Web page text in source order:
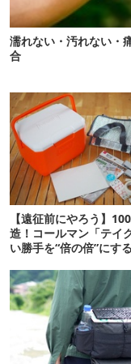
濡れない・汚れない・
合
【遠征前にやろう】
造！コールマン「テイ
い勝手を“倍の倍”にす